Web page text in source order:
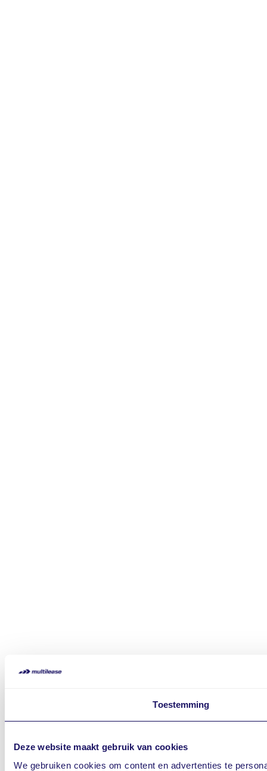
Toestemming
Deze website maakt gebruik van cookies
We gebruiken cookies om content en advertenties te